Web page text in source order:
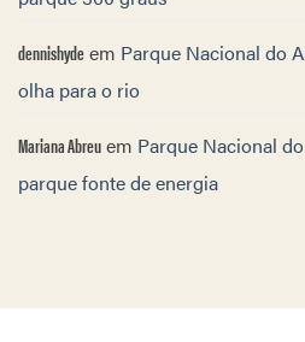
dennishydeem Parque Nacional do
olha para o rio
Mariana Abreuem Parque Nacional
parque fonte de energia